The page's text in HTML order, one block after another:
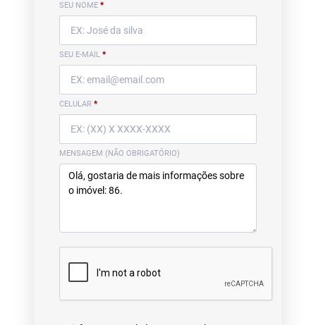
SEU NOME *
SEU E-MAIL *
CELULAR *
MENSAGEM (NÃO OBRIGATÓRIO)